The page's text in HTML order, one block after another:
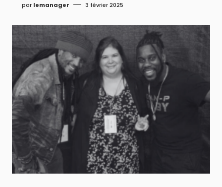
par lemanager 3 février 2025